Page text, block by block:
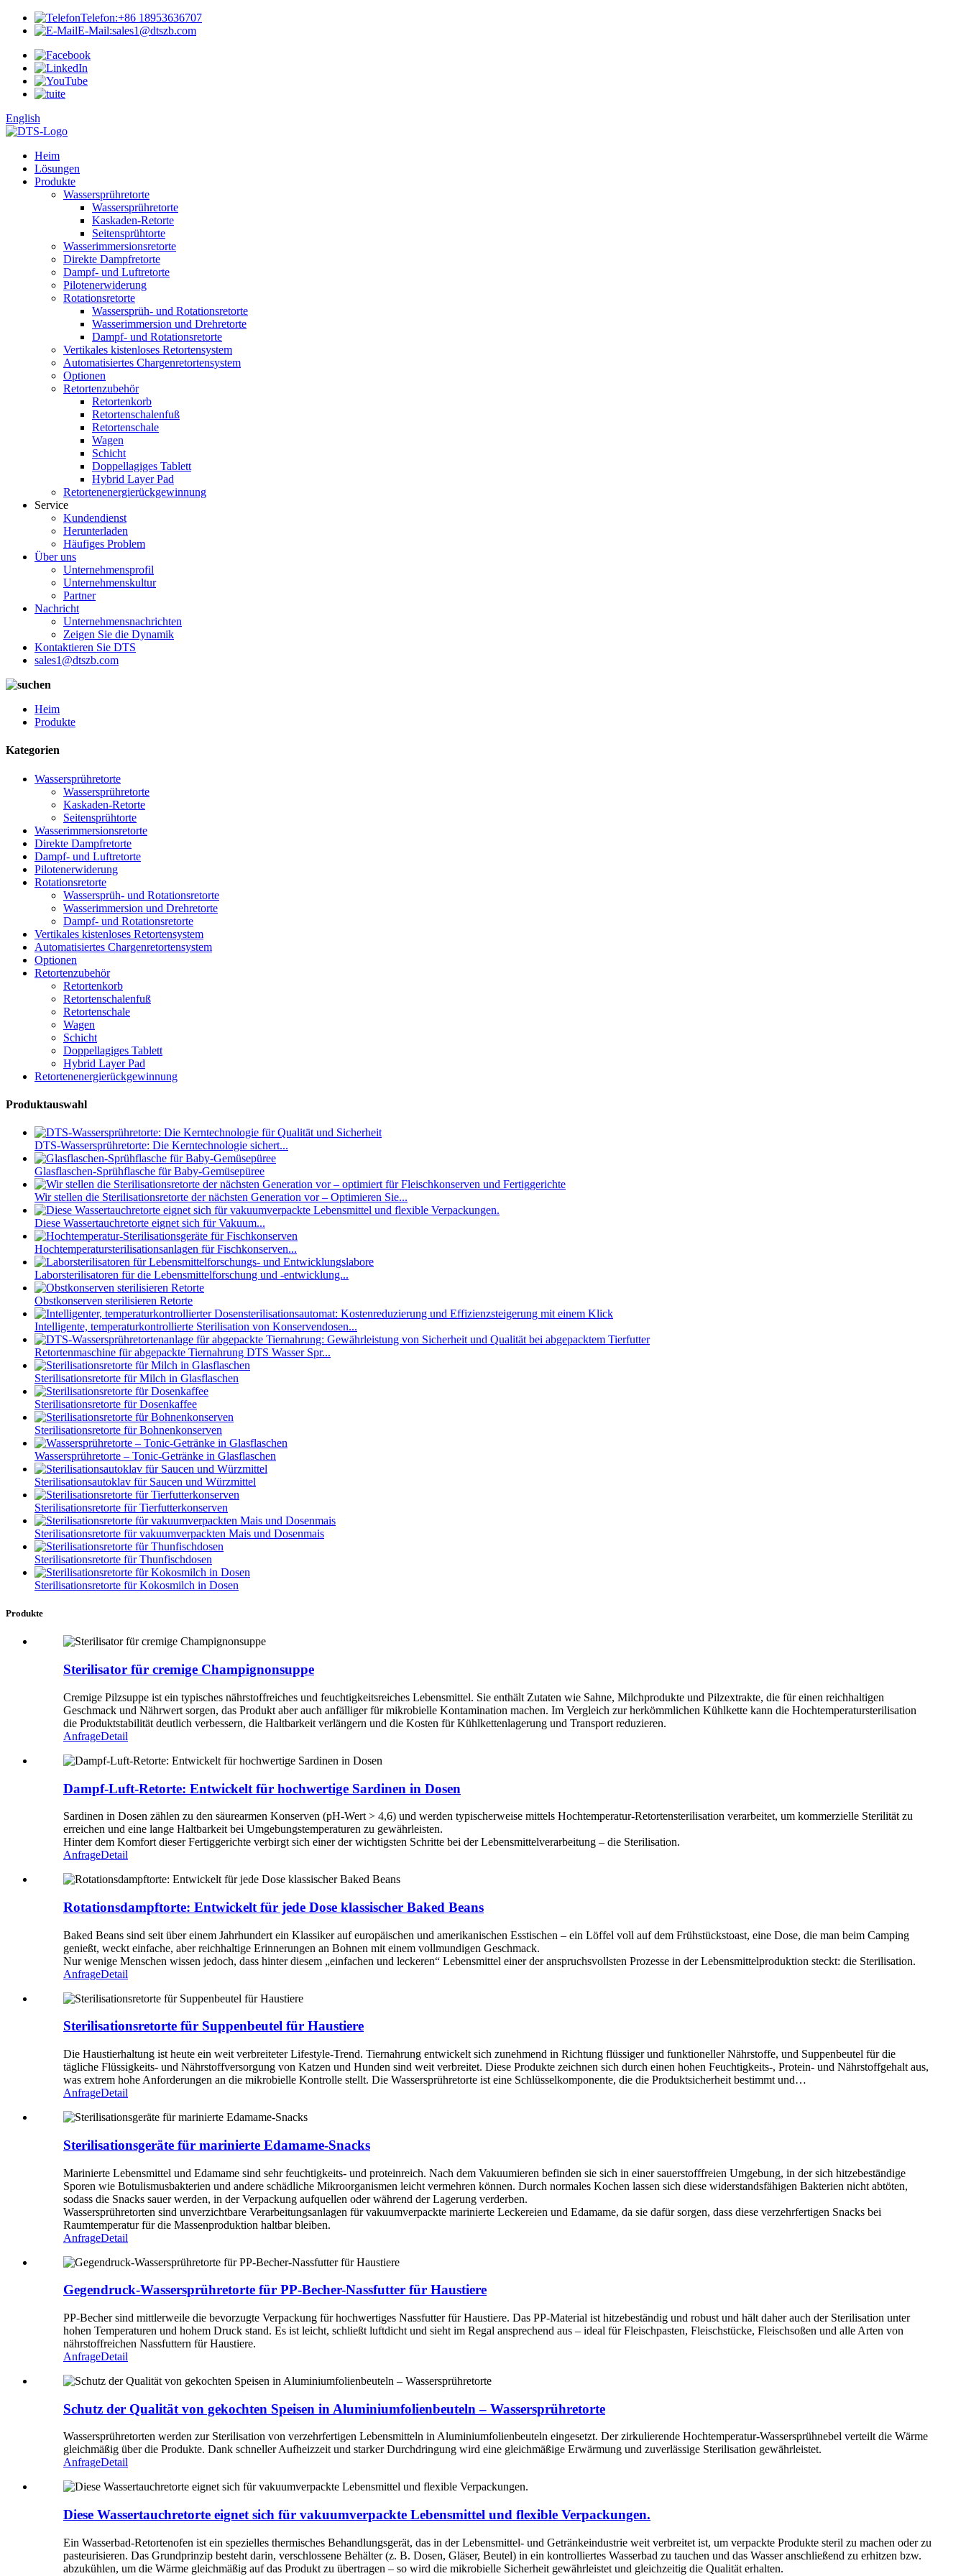
Telefon:+86 18953636707
E-Mail:sales1@dtszb.com
English
Heim
Lösungen
Produkte
Wassersprühretorte
Wassersprühretorte
Kaskaden-Retorte
Seitensprühtorte
Wasserimmersionsretorte
Direkte Dampfretorte
Dampf- und Luftretorte
Pilotenerwiderung
Rotationsretorte
Wassersprüh- und Rotationsretorte
Wasserimmersion und Drehretorte
Dampf- und Rotationsretorte
Vertikales kistenloses Retortensystem
Automatisiertes Chargenretortensystem
Optionen
Retortenzubehör
Retortenkorb
Retortenschalenfuß
Retortenschale
Wagen
Schicht
Doppellagiges Tablett
Hybrid Layer Pad
Retortenenergierückgewinnung
Service
Kundendienst
Herunterladen
Häufiges Problem
Über uns
Unternehmensprofil
Unternehmenskultur
Partner
Nachricht
Unternehmensnachrichten
Zeigen Sie die Dynamik
Kontaktieren Sie DTS
sales1@dtszb.com
Heim
Produkte
Kategorien
Wassersprühretorte
Wassersprühretorte
Kaskaden-Retorte
Seitensprühtorte
Wasserimmersionsretorte
Direkte Dampfretorte
Dampf- und Luftretorte
Pilotenerwiderung
Rotationsretorte
Wassersprüh- und Rotationsretorte
Wasserimmersion und Drehretorte
Dampf- und Rotationsretorte
Vertikales kistenloses Retortensystem
Automatisiertes Chargenretortensystem
Optionen
Retortenzubehör
Retortenkorb
Retortenschalenfuß
Retortenschale
Wagen
Schicht
Doppellagiges Tablett
Hybrid Layer Pad
Retortenenergierückgewinnung
Produktauswahl
DTS-Wassersprühretorte: Die Kerntechnologie sichert...
Glasflaschen-Sprühflasche für Baby-Gemüsepüree
Wir stellen die Sterilisationsretorte der nächsten Generation vor – Optimieren Sie...
Diese Wassertauchretorte eignet sich für Vakuum...
Hochtemperatursterilisationsanlagen für Fischkonserven...
Laborsterilisatoren für die Lebensmittelforschung und -entwicklung...
Obstkonserven sterilisieren Retorte
Intelligente, temperaturkontrollierte Sterilisation von Konservendosen...
Retortenmaschine für abgepackte Tiernahrung DTS Wasser Spr...
Sterilisationsretorte für Milch in Glasflaschen
Sterilisationsretorte für Dosenkaffee
Sterilisationsretorte für Bohnenkonserven
Wassersprühretorte – Tonic-Getränke in Glasflaschen
Sterilisationsautoklav für Saucen und Würzmittel
Sterilisationsretorte für Tierfutterkonserven
Sterilisationsretorte für vakuumverpackten Mais und Dosenmais
Sterilisationsretorte für Thunfischdosen
Sterilisationsretorte für Kokosmilch in Dosen
Produkte
Sterilisator für cremige Champignonsuppe
Cremige Pilzsuppe ist ein typisches nährstoffreiches und feuchtigkeitsreiches Lebensmittel. Sie enthält Zutaten wie Sahne, Milchprodukte und Pilzextrakte, die für einen reichhaltigen
Geschmack und Nährwert sorgen, das Produkt aber auch anfälliger für mikrobielle Kontamination machen. Im Vergleich zur herkömmlichen Kühlkette kann die Hochtemperatursterilisation
die Produktstabilität deutlich verbessern, die Haltbarkeit verlängern und die Kosten für Kühlkettenlagerung und Transport reduzieren.
AnfrageDetail
Dampf-Luft-Retorte: Entwickelt für hochwertige Sardinen in Dosen
Sardinen in Dosen zählen zu den säurearmen Konserven (pH-Wert > 4,6) und werden typischerweise mittels Hochtemperatur-Retortensterilisation verarbeitet, um kommerzielle Sterilität zu
erreichen und eine lange Haltbarkeit bei Umgebungstemperaturen zu gewährleisten.
Hinter dem Komfort dieser Fertiggerichte verbirgt sich einer der wichtigsten Schritte bei der Lebensmittelverarbeitung – die Sterilisation.
AnfrageDetail
Rotationsdampftorte: Entwickelt für jede Dose klassischer Baked Beans
Baked Beans sind seit über einem Jahrhundert ein Klassiker auf europäischen und amerikanischen Esstischen – ein Löffel voll auf dem Frühstückstoast, eine Dose, die man beim Camping
genießt, weckt einfache, aber reichhaltige Erinnerungen an Bohnen mit einem vollmundigen Geschmack.
Nur wenige Menschen wissen jedoch, dass hinter diesem „einfachen und leckeren“ Lebensmittel einer der anspruchsvollsten Prozesse in der Lebensmittelproduktion steckt: die Sterilisation.
AnfrageDetail
Sterilisationsretorte für Suppenbeutel für Haustiere
Die Haustierhaltung ist heute ein weit verbreiteter Lifestyle-Trend. Tiernahrung entwickelt sich zunehmend in Richtung flüssiger und funktioneller Nährstoffe, und Suppenbeutel für die
tägliche Flüssigkeits- und Nährstoffversorgung von Katzen und Hunden sind weit verbreitet. Diese Produkte zeichnen sich durch einen hohen Feuchtigkeits-, Protein- und Nährstoffgehalt aus,
was extrem hohe Anforderungen an die mikrobielle Kontrolle stellt. Die Wassersprühretorte ist eine Schlüsselkomponente, die die Produktsicherheit bestimmt und…
AnfrageDetail
Sterilisationsgeräte für marinierte Edamame-Snacks
Marinierte Lebensmittel und Edamame sind sehr feuchtigkeits- und proteinreich. Nach dem Vakuumieren befinden sie sich in einer sauerstofffreien Umgebung, in der sich hitzebeständige
Sporen wie Botulismusbakterien und andere schädliche Mikroorganismen leicht vermehren können. Durch normales Kochen lassen sich diese widerstandsfähigen Bakterien nicht abtöten,
sodass die Snacks sauer werden, in der Verpackung aufquellen oder während der Lagerung verderben.
Wassersprühretorten sind unverzichtbare Verarbeitungsanlagen für vakuumverpackte marinierte Leckereien und Edamame, da sie dafür sorgen, dass diese verzehrfertigen Snacks bei
Raumtemperatur für die Massenproduktion haltbar bleiben.
AnfrageDetail
Gegendruck-Wassersprühretorte für PP-Becher-Nassfutter für Haustiere
PP-Becher sind mittlerweile die bevorzugte Verpackung für hochwertiges Nassfutter für Haustiere. Das PP-Material ist hitzebeständig und robust und hält daher auch der Sterilisation unter
hohen Temperaturen und hohem Druck stand. Es ist leicht, schließt luftdicht und sieht im Regal ansprechend aus – ideal für Fleischpasten, Fleischstücke, Fleischsoßen und alle Arten von
nährstoffreichen Nassfuttern für Haustiere.
AnfrageDetail
Schutz der Qualität von gekochten Speisen in Aluminiumfolienbeuteln – Wassersprühretorte
Wassersprühretorten werden zur Sterilisation von verzehrfertigen Lebensmitteln in Aluminiumfolienbeuteln eingesetzt. Der zirkulierende Hochtemperatur-Wassersprühnebel verteilt die Wärme
gleichmäßig über die Produkte. Dank schneller Aufheizzeit und starker Durchdringung wird eine gleichmäßige Erwärmung und zuverlässige Sterilisation gewährleistet.
AnfrageDetail
Diese Wassertauchretorte eignet sich für vakuumverpackte Lebensmittel und flexible Verpackungen.
Ein Wasserbad-Retortenofen ist ein spezielles thermisches Behandlungsgerät, das in der Lebensmittel- und Getränkeindustrie weit verbreitet ist, um verpackte Produkte steril zu machen oder zu
pasteurisieren. Das Grundprinzip besteht darin, verschlossene Behälter (z. B. Dosen, Gläser, Beutel) in ein kontrolliertes Wasserbad zu tauchen und das Wasser anschließend zu erhitzen bzw.
abzukühlen, um die Wärme gleichmäßig auf das Produkt zu übertragen – so wird die mikrobielle Sicherheit gewährleistet und gleichzeitig die Qualität erhalten.